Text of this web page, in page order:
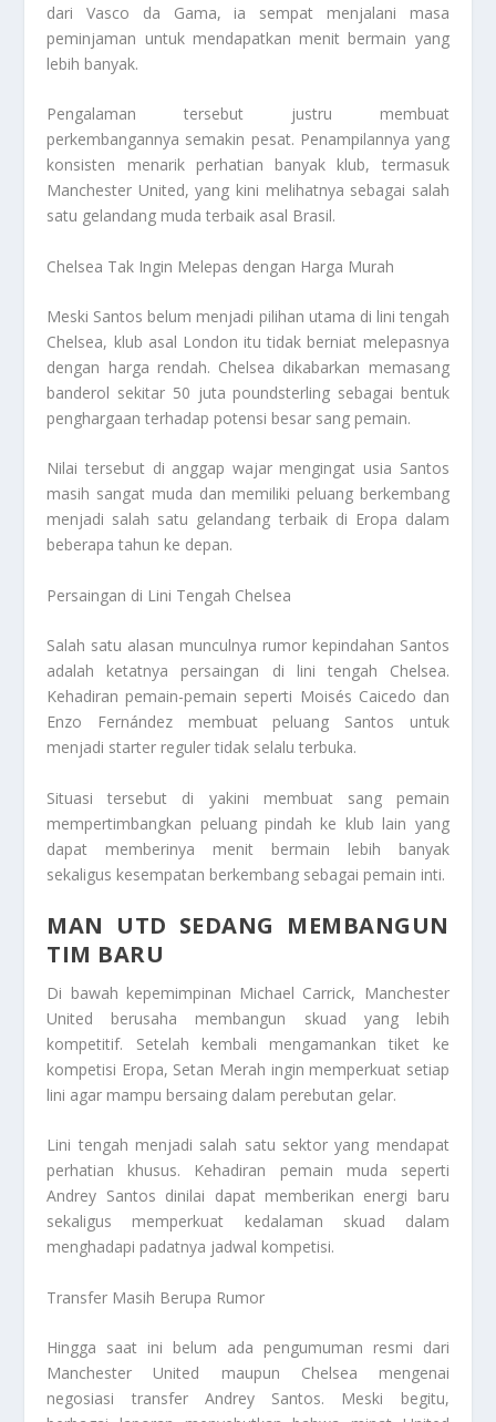
dari Vasco da Gama, ia sempat menjalani masa
peminjaman untuk mendapatkan menit bermain yang
lebih banyak.
Pengalaman tersebut justru membuat
perkembangannya semakin pesat. Penampilannya yang
konsisten menarik perhatian banyak klub, termasuk
Manchester United, yang kini melihatnya sebagai salah
satu gelandang muda terbaik asal Brasil.
Chelsea Tak Ingin Melepas dengan Harga Murah
Meski Santos belum menjadi pilihan utama di lini tengah
Chelsea, klub asal London itu tidak berniat melepasnya
dengan harga rendah. Chelsea dikabarkan memasang
banderol sekitar 50 juta poundsterling sebagai bentuk
penghargaan terhadap potensi besar sang pemain.
Nilai tersebut di anggap wajar mengingat usia Santos
masih sangat muda dan memiliki peluang berkembang
menjadi salah satu gelandang terbaik di Eropa dalam
beberapa tahun ke depan.
Persaingan di Lini Tengah Chelsea
Salah satu alasan munculnya rumor kepindahan Santos
adalah ketatnya persaingan di lini tengah Chelsea.
Kehadiran pemain-pemain seperti Moisés Caicedo dan
Enzo Fernández membuat peluang Santos untuk
menjadi starter reguler tidak selalu terbuka.
Situasi tersebut di yakini membuat sang pemain
mempertimbangkan peluang pindah ke klub lain yang
dapat memberinya menit bermain lebih banyak
sekaligus kesempatan berkembang sebagai pemain inti.
MAN UTD SEDANG MEMBANGUN
TIM BARU
Di bawah kepemimpinan Michael Carrick, Manchester
United berusaha membangun skuad yang lebih
kompetitif. Setelah kembali mengamankan tiket ke
kompetisi Eropa, Setan Merah ingin memperkuat setiap
lini agar mampu bersaing dalam perebutan gelar.
Lini tengah menjadi salah satu sektor yang mendapat
perhatian khusus. Kehadiran pemain muda seperti
Andrey Santos dinilai dapat memberikan energi baru
sekaligus memperkuat kedalaman skuad dalam
menghadapi padatnya jadwal kompetisi.
Transfer Masih Berupa Rumor
Hingga saat ini belum ada pengumuman resmi dari
Manchester United maupun Chelsea mengenai
negosiasi transfer Andrey Santos. Meski begitu,